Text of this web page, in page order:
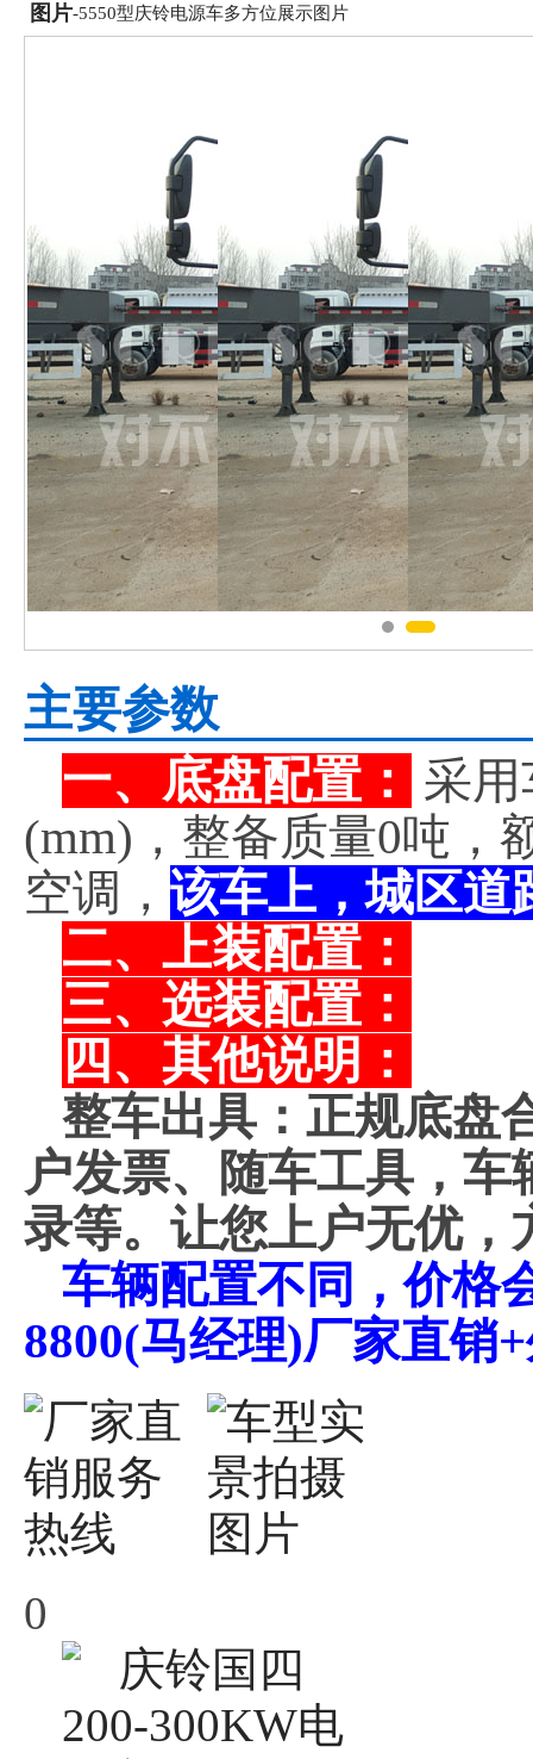
图片-5550型庆铃电源车多方位展示图片
主要参数
一、底盘配置：
采
(mm)，整备质量0吨，
空调， 该车上，城区道
二、上装配置：
三、选装配置：
四、其他说明：
整车出具：正规底盘
户发票、随车工具，
录等。让您上户无优，
车辆配置不同，价格
8800(马经理)厂家直销
0